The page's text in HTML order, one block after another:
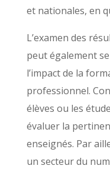
et nationales, en
L’examen des
peut également
l’impact de la
professionnel.
élèves ou les
évaluer la
enseignés. Par
un secteur du